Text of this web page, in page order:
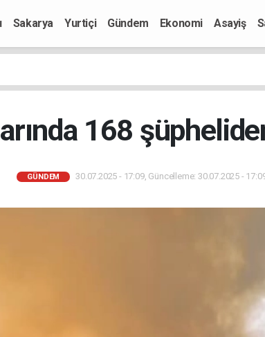
Sakarya Yurtiçi Gündem Ekonomi Asayiş
168
GÜNDEM 30.07.2025 - 17:09, Güncelleme: 30.07.2025 -